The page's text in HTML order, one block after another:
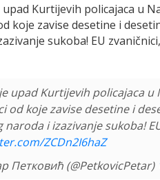
Kurtijevih policajaca u
koje zavise desetine i
sukoba! EU
upad Kurtijevih policajaca u
od koje zavise desetine i
naroda i izazivanje sukoba!
ZCDn2I6haZ
Петковић (@PetkovicPetar)